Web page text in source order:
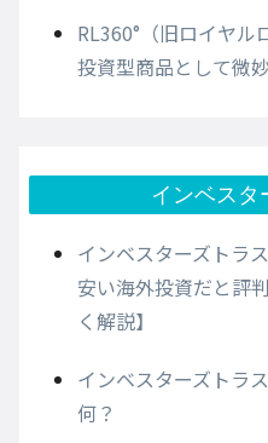
RL360°（旧ロイヤ
投資型商品として微
インベスタ
インベスターズトラ
安い海外投資だと評
く解説】
インベスターズトラ
何？